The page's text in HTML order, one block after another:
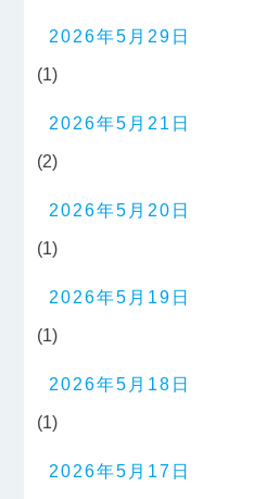
2026年5月29日
(1)
2026年5月21日
(2)
2026年5月20日
(1)
2026年5月19日
(1)
2026年5月18日
(1)
2026年5月17日